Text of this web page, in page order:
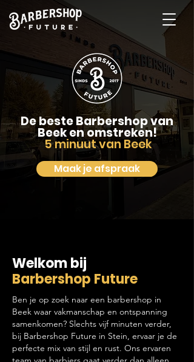
Maak je afspraak
De beste Barbershop van
Beek en omstreken!
5 minuut van Beek
Welkom bij
Barbershop Future
Ben je op zoek naar een barbershop in
Beek waar vakmanschap en ontspanning
samenkomen? Slechts vijf minuten verder,
bij Barbershop Future in Stein, ervaar je de
perfecte mix van stijl en rust. Ons ervaren